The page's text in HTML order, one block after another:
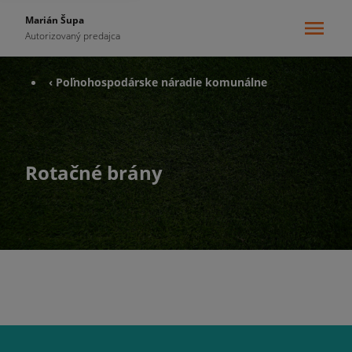
Marián Šupa
Autorizovaný predajca
‹ Poľnohospodárske náradie komunálne
Rotačné brány